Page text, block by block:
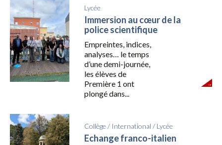
Lycée
Immersion au cœur de la
police scientifique
Empreintes, indices,
analyses… le temps
d’une demi-journée,
les élèves de
Première 1 ont
plongé dans...
Collège / International / Lycée
Echange franco-italien